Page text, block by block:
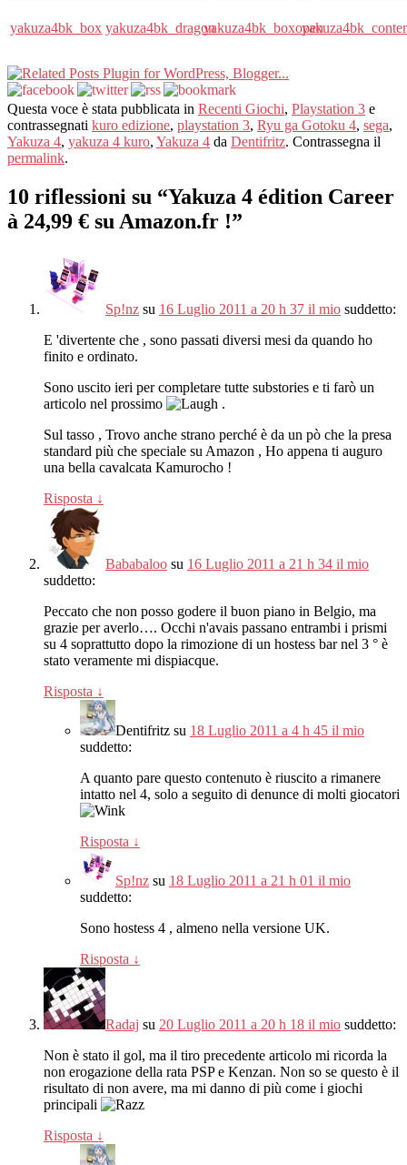
yakuza4bk_box yakuza4bk_dragonyakuza4bk_boxopen
Questa voce è stata pubblicata in Recenti Giochi, Playstation 3 e
contrassegnati kuro edizione, playstation 3, Ryu ga Gotoku 4, sega,
Yakuza 4, yakuza 4 kuro, Yakuza 4 da Dentifritz. Contrassegna il
permalink.
10 riflessioni su “Yakuza 4 édition Career
à 24,99 € su Amazon.fr !”
Sp!nz su 16 Luglio 2011 a 20 h 37 il mio suddetto:
E 'divertente che , sono passati diversi mesi da quando ho
finito e ordinato.
Sono uscito ieri per completare tutte substories e ti farò un
articolo nel prossimo
.
Sul tasso , Trovo anche strano perché è da un pò che la presa
standard più che speciale su Amazon , Ho appena ti auguro
una bella cavalcata Kamurocho !
Risposta ↓
Bababaloo su 16 Luglio 2011 a 21 h 34 il mio
suddetto:
Peccato che non posso godere il buon piano in Belgio, ma
grazie per averlo…. Occhi n'avais passano entrambi i prismi
su 4 soprattutto dopo la rimozione di un hostess bar nel 3 ° è
stato veramente mi dispiacque.
Risposta ↓
Dentifritz su 18 Luglio 2011 a 4 h 45 il mio
suddetto:
A quanto pare questo contenuto è riuscito a rimanere
intatto nel 4, solo a seguito di denunce di molti giocatori
Risposta ↓
Sp!nz su 18 Luglio 2011 a 21 h 01 il mio
suddetto:
Sono hostess 4 , almeno nella versione UK.
Risposta ↓
Radaj su 20 Luglio 2011 a 20 h 18 il mio suddetto:
Non è stato il gol, ma il tiro precedente articolo mi ricorda la
non erogazione della rata PSP e Kenzan. Non so se questo è il
risultato di non avere, ma mi danno di più come i giochi
principali
Risposta ↓